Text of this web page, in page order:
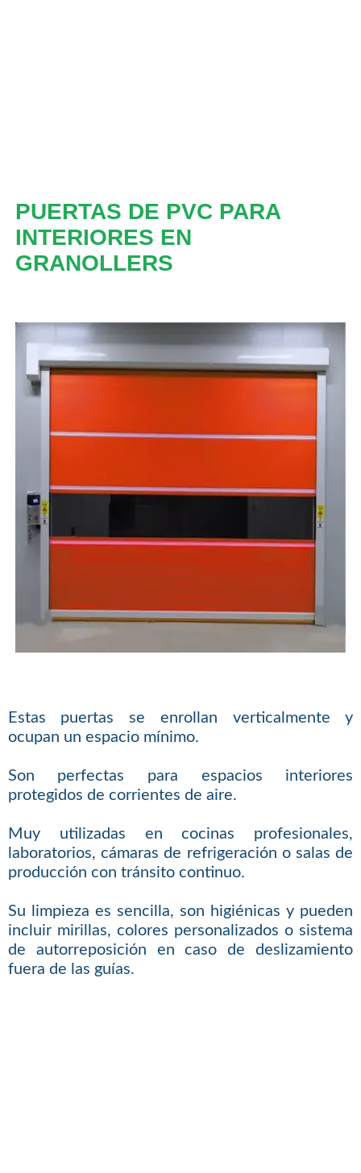
PUERTAS DE PVC PARA
INTERIORES EN
GRANOLLERS
Estas puertas se enrollan verticalmente y
ocupan un espacio mínimo.
Son perfectas para espacios interiores
protegidos de corrientes de aire.
Muy utilizadas en cocinas profesionales,
laboratorios, cámaras de refrigeración o salas de
producción con tránsito continuo.
Su limpieza es sencilla, son higiénicas y pueden
incluir mirillas, colores personalizados o sistema
de autorreposición en caso de deslizamiento
fuera de las guías.